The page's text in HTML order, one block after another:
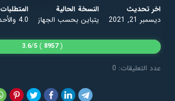
اخر تحديث
ديسمبر 21, 2021
النسخة الحالية
يتباين بحسب الجهاز
المتطلبات
4.0 والأحدث
عدد التعليقات: 0
(
8957
)
3.6/5